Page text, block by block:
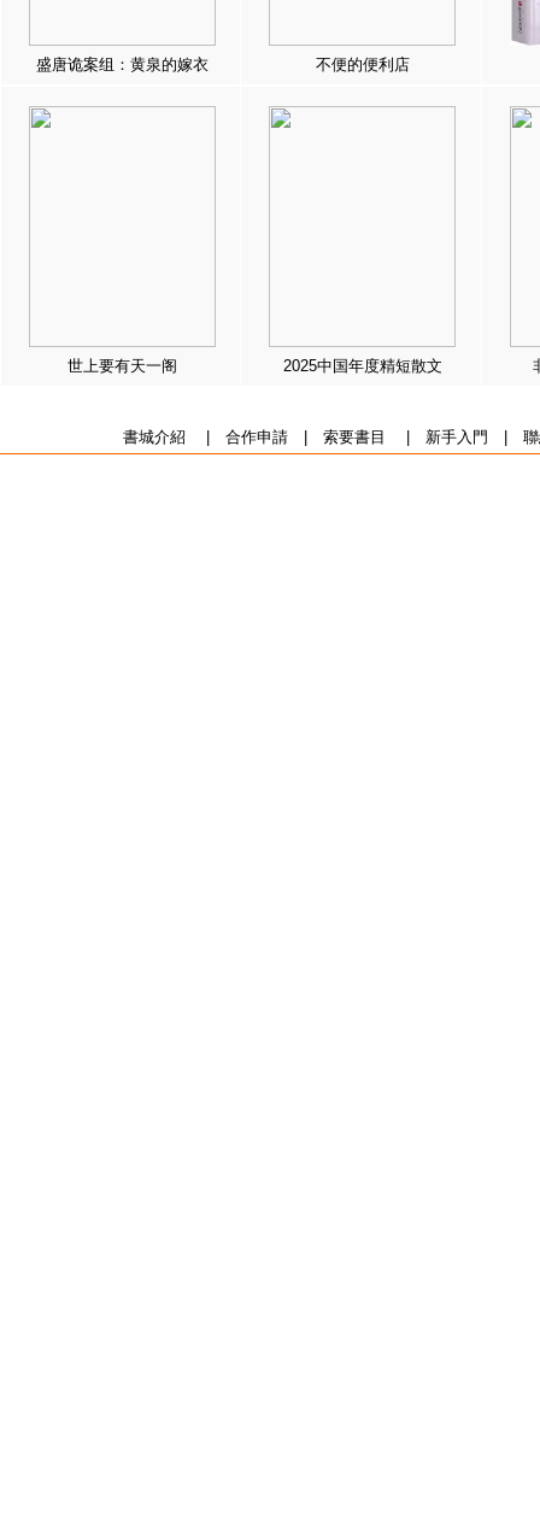
盛唐诡案组：黄泉的嫁衣 不便的便利店
世上要有天一阁 2025中国年度精短散文
書城介紹 合作申請| 索要書目 新手入門